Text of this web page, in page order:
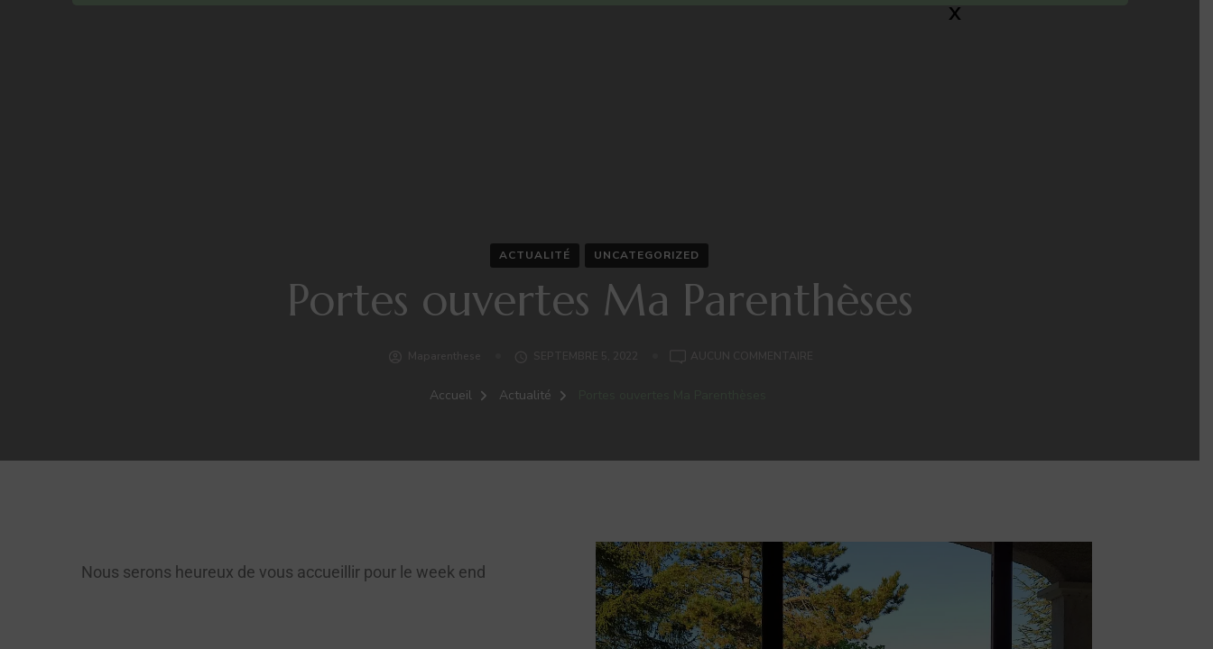
ACTUALITÉ UNCATEGORIZED
Portes ouvertes Ma Parenthèses
Accueil Actualité
Nous serons heureux de vous accueillir pour le week end
X